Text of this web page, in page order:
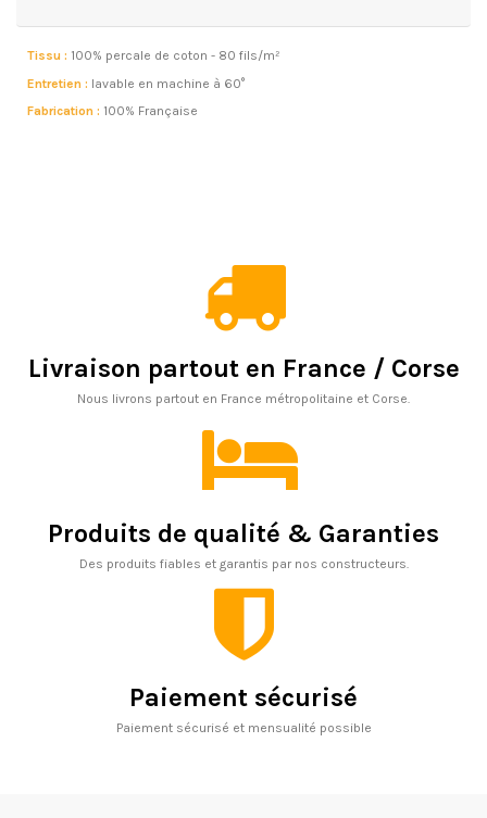
Tissu : 100% percale de coton - 80 fils/m²
Entretien : lavable en machine à 60°
Fabrication : 100% Française
Livraison partout en France / Corse
Nous livrons partout en France métropolitaine et Corse.
Produits de qualité & Garanties
Des produits fiables et garantis par nos constructeurs.
Paiement sécurisé
Paiement sécurisé et mensualité possible